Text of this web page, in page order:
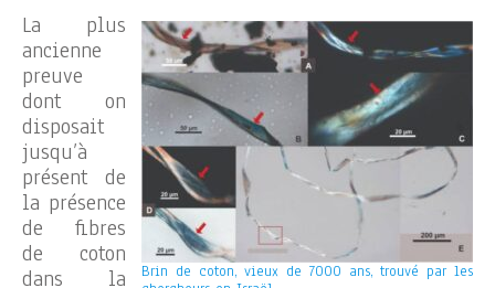
Brin de coton, vieux de 7000 ans, trouvé par les
La plus
ancienne
preuve
dont on
disposait
jusqu’à
présent de
la présence
de fibres
de coton
dans la